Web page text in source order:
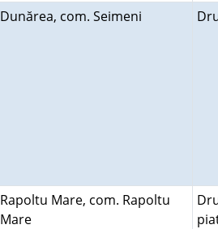
Dunărea, com. Seimeni
Rapoltu Mare, com. Rapoltu
Mare